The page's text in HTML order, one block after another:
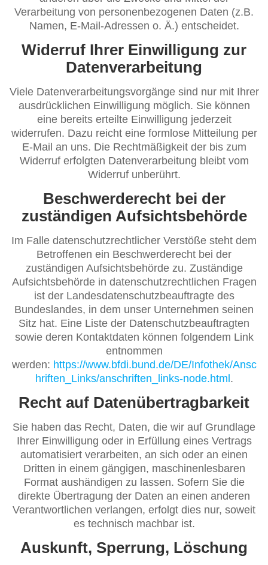
Verarbeitung von personenbezogenen Daten (z.B.
Namen, E-Mail-Adressen o. Ä.) entscheidet.
Widerruf Ihrer Einwilligung zur
Datenverarbeitung
Viele Datenverarbeitungsvorgänge sind nur mit Ihrer
ausdrücklichen Einwilligung möglich. Sie können
eine bereits erteilte Einwilligung jederzeit
widerrufen. Dazu reicht eine formlose Mitteilung per
E-Mail an uns. Die Rechtmäßigkeit der bis zum
Widerruf erfolgten Datenverarbeitung bleibt vom
Widerruf unberührt.
Beschwerderecht bei der
zuständigen Aufsichtsbehörde
Im Falle datenschutzrechtlicher Verstöße steht dem
Betroffenen ein Beschwerderecht bei der
zuständigen Aufsichtsbehörde zu. Zuständige
Aufsichtsbehörde in datenschutzrechtlichen Fragen
ist der Landesdatenschutzbeauftragte des
Bundeslandes, in dem unser Unternehmen seinen
Sitz hat. Eine Liste der Datenschutzbeauftragten
sowie deren Kontaktdaten können folgendem Link
entnommen
werden: https://www.bfdi.bund.de/DE/Infothek/Ansc
hriften_Links/anschriften_links-node.html.
Recht auf Datenübertragbarkeit
Sie haben das Recht, Daten, die wir auf Grundlage
Ihrer Einwilligung oder in Erfüllung eines Vertrags
automatisiert verarbeiten, an sich oder an einen
Dritten in einem gängigen, maschinenlesbaren
Format aushändigen zu lassen. Sofern Sie die
direkte Übertragung der Daten an einen anderen
Verantwortlichen verlangen, erfolgt dies nur, soweit
es technisch machbar ist.
Auskunft, Sperrung, Löschung